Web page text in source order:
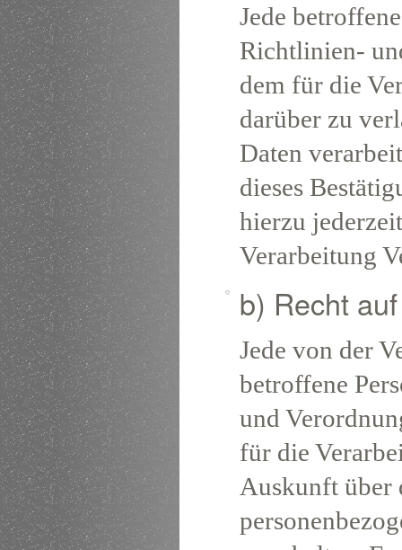
Jede
Richtlinien-
dem für die
darüber zu
Daten
dieses
hierzu
Verarbeitung
b) Recht
Jede von der
betroffene
und
für die
Auskunft über